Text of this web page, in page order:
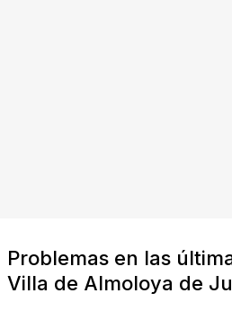
Problemas en las
Villa de Almoloya de